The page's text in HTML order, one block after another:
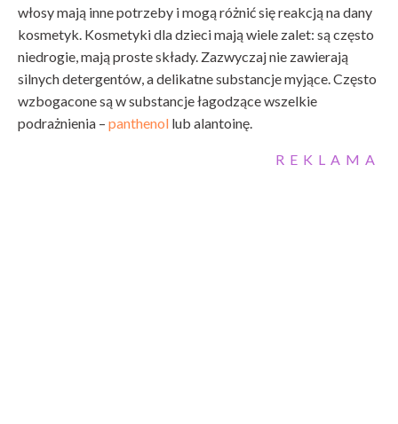
włosy mają inne potrzeby i mogą różnić się reakcją na dany
kosmetyk. Kosmetyki dla dzieci mają wiele zalet: są często
niedrogie, mają proste składy. Zazwyczaj nie zawierają
silnych detergentów, a delikatne substancje myjące. Często
wzbogacone są w substancje łagodzące wszelkie
podrażnienia – panthenol lub alantoinę.
REKLAMA